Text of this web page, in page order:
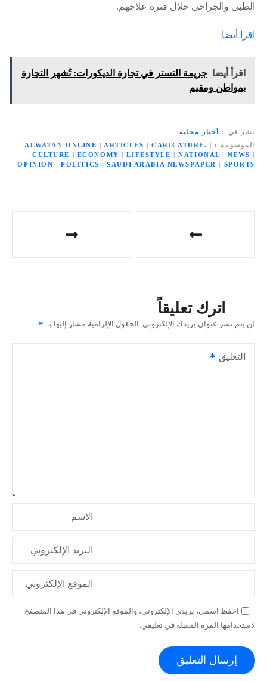
الطبي والجراحي خلال فترة علاجهم.
اقرأ أيضا
اقرأ أيضا جريمة التستر في تجارة الديكورات: تُشهر التجارة
بمواطن ومقيم
نشر في
أخبار محلية
الموسومة
ALWATAN ONLINE | ARTICLES |CARICATURE. |
CULTURE
| ECONOMY |LIFESTYLE |NATIONAL | NEWS |
OPINION |POLITICS |SAUDI ARABIA NEWSPAPER | SPORTS
ا
م
اترك تعليقاً
لن يتم نشر عنوان بريدك الإلكتروني. الحقول الإلزامية مشار إليها بـ
التعليق
الاسم
البريد الإلكتروني
الموقع الإلكتروني
احفظ اسمي، بريدي الإلكتروني، والموقع الإلكتروني في هذا المتصفح
لاستخدامها المرة المقبلة في تعليقي.